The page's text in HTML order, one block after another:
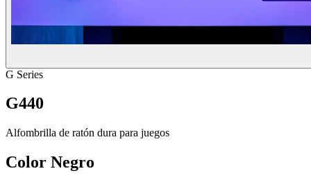
G Series
G440
Alfombrilla de ratón dura para juegos
Color Negro